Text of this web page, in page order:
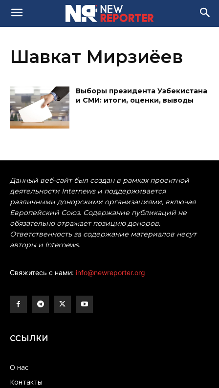
Шавкат Мирзиёев
Выборы президента Узбекистана
и СМИ: итоги, оценки, выводы
Данный веб-сайт был создан в рамках проектной
деятельности Internews и поддерживается
различными донорскими организациями, включая
Европейский Союз. Содержание публикаций не
обязательно отражает позицию доноров.
Ответственность за содержание материалов несут
авторы и Internews.
Свяжитесь с нами: info@newreporter.org
ССЫЛКИ
О нас
Контакты